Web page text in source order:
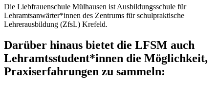
Die Liebfrauenschule Mülhausen ist Ausbildungsschule für
Lehramtsanwärter*innen des Zentrums für schulpraktische
Lehrerausbildung (ZfsL) Krefeld.
Darüber hinaus bietet die LFSM auch
Lehramtsstudent*innen die Möglichkeit,
Praxiserfahrungen zu sammeln: